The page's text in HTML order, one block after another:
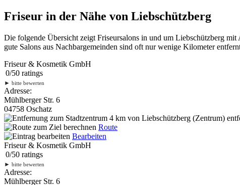
Friseur in der Nähe von Liebschützberg
Die folgende Übersicht zeigt Friseursalons in und um Liebschützberg
gute Salons aus Nachbargemeinden sind oft nur wenige Kilometer
Friseur & Kosmetik GmbH
0/50 ratings
► bitte bewerten
Adresse:
Mühlberger Str. 6
04758 Oschatz
4 km von Liebschützberg (Zentrum)
Route
Bearbeiten
Friseur & Kosmetik GmbH
0/50 ratings
► bitte bewerten
Adresse:
Mühlberger Str. 6